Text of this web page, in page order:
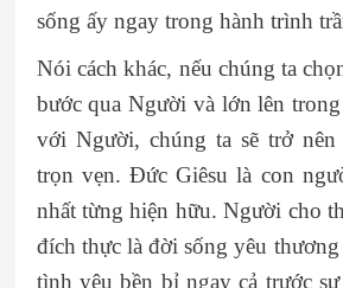
sống ấy ngay trong hành trình
Nói cách khác, nếu chúng ta
bước qua Người và lớn lên
với Người, chúng ta sẽ trở
trọn vẹn. Đức Giêsu là con
nhất từng hiện hữu. Người cho
đích thực là đời sống yêu
tình yêu bền bỉ ngay cả trước